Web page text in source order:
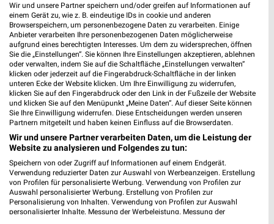
Noch mehr Angebote in
der weekli App!
Jetzt kostenlos laden
Prospekte App für Android
Prospekte App für iOS
Wir und unsere Partner speichern und/oder greifen auf Informationen auf
einem Gerät zu, wie z. B. eindeutige IDs in cookie und anderen
Browserspeichern, um personenbezogene Daten zu verarbeiten. Einige
Anbieter verarbeiten Ihre personenbezogenen Daten möglicherweise
aufgrund eines berechtigten Interesses. Um dem zu widersprechen, öffnen
Sie die „Einstellungen“. Sie können Ihre Einstellungen akzeptieren, ablehnen
oder verwalten, indem Sie auf die Schaltfläche „Einstellungen verwalten“
klicken oder jederzeit auf die Fingerabdruck-Schaltfläche in der linken
unteren Ecke der Website klicken. Um Ihre Einwilligung zu widerrufen,
klicken Sie auf den Fingerabdruck oder den Link in der Fußzeile der Website
und klicken Sie auf den Menüpunkt „Meine Daten“. Auf dieser Seite können
Sie Ihre Einwilligung widerrufen. Diese Entscheidungen werden unseren
Partnern mitgeteilt und haben keinen Einfluss auf die Browserdaten.
Wir und unsere Partner verarbeiten Daten, um die Leistung der
Website zu analysieren und Folgendes zu tun:
Speichern von oder Zugriff auf Informationen auf einem Endgerät.
Verwendung reduzierter Daten zur Auswahl von Werbeanzeigen. Erstellung
von Profilen für personalisierte Werbung. Verwendung von Profilen zur
Auswahl personalisierter Werbung. Erstellung von Profilen zur
Personalisierung von Inhalten. Verwendung von Profilen zur Auswahl
personalisierter Inhalte. Messung der Werbeleistung. Messung der